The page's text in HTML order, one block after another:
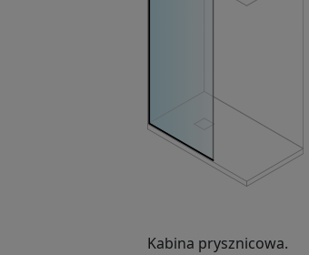
Kabina prysznicowa.